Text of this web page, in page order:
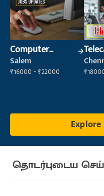
Computer
Operator
Salem
₹16000 - ₹22000
தொடர்புடைய